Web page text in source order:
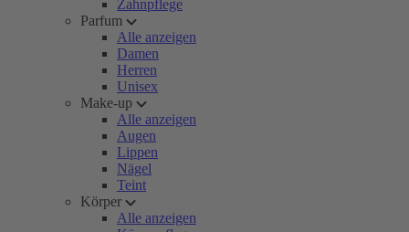
Zahnpflege
Parfum
Alle anzeigen
Damen
Herren
Unisex
Make-up
Alle anzeigen
Augen
Lippen
Nägel
Teint
Körper
Alle anzeigen